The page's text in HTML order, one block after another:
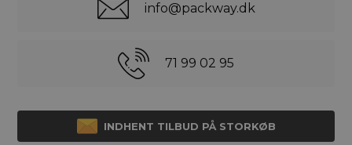
info@packway.dk
71 99 02 95
INDHENT TILBUD PÅ STORKØB